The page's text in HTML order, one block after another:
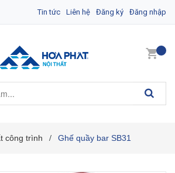
Tin tức Liên hệ Đăng ký Đăng nhập
công trình / Ghế quầy bar SB31